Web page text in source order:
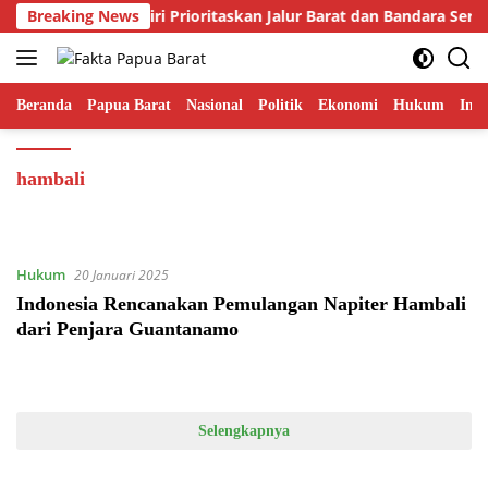
Langsung
ke
konten
Breaking News
Gubernur Fakhiri Prioritaskan Jalur Barat dan Bandara
Beranda Papua Barat Nasional Politik Ekonomi Hukum
hambali
Hukum 20 Januari 2025
Indonesia Rencanakan Pemulangan Napiter Hambali
dari Penjara Guantanamo
Selengkapnya